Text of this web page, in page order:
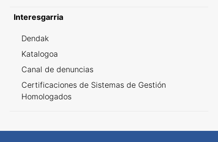
Interesgarria
Dendak
Katalogoa
Canal de denuncias
Certificaciones de Sistemas de Gestión
Homologados